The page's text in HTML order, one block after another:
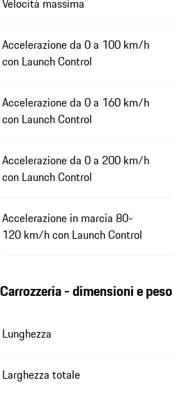
Velocità massima
Accelerazione da 0 a 100 km/h
con Launch Control
Accelerazione da 0 a 160 km/h
con Launch Control
Accelerazione da 0 a 200 km/h
con Launch Control
Accelerazione in marcia 80-
120 km/h con Launch Control
Carrozzeria - dimensioni e peso
Lunghezza
Larghezza totale